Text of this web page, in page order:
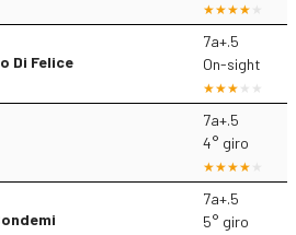
Di Felice
7a+.5
On-sight
7a+.5
4° giro
7a+.5
5° giro